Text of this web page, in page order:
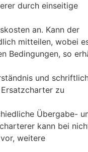
durch einseitige
an. Kann der
mitteilen, wobei
Bedingungen, so
und
zu
Übergabe-
kann bei
weitere